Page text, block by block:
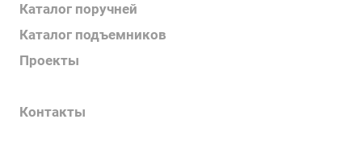
Каталог поручней
Каталог подъемников
Проекты
Контакты